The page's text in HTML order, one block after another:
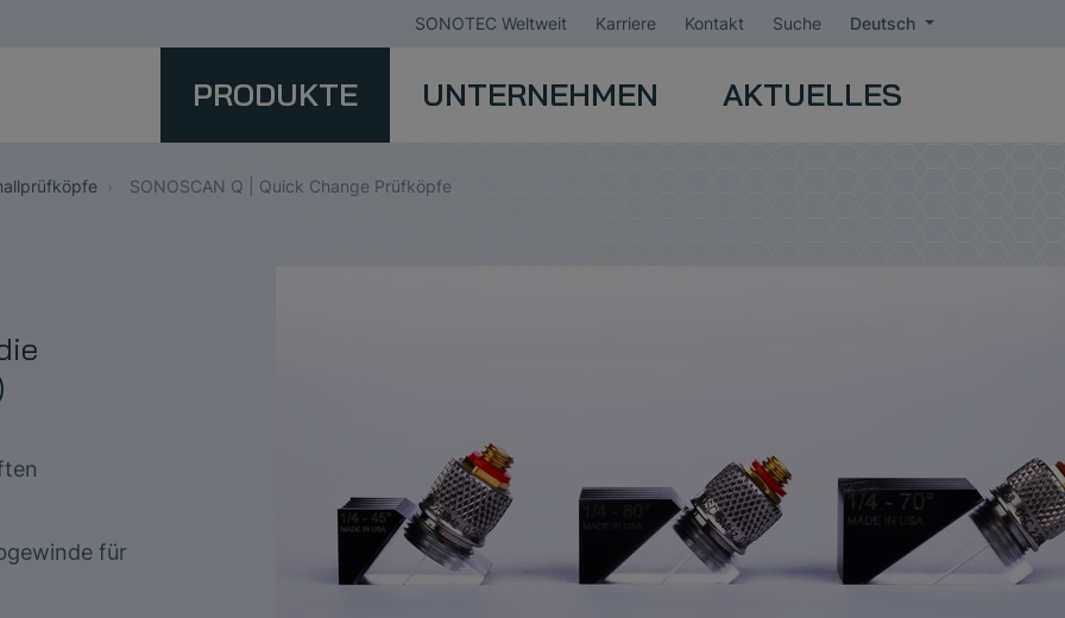
SONOTEC Weltweit Karriere Kontakt Suche Deutsch
PRODUKTE UNTERNEHMEN AKTUELLES
SONOSCAN Q | Quick Change Prüfköpfe
für